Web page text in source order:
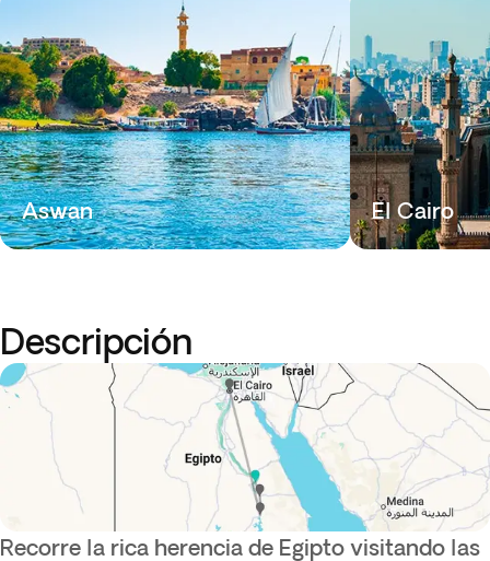
Aswan El Cairo
Descripción
Recorre la rica herencia de Egipto visitando las